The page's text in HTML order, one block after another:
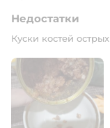
Недостатки
Куски костей острых